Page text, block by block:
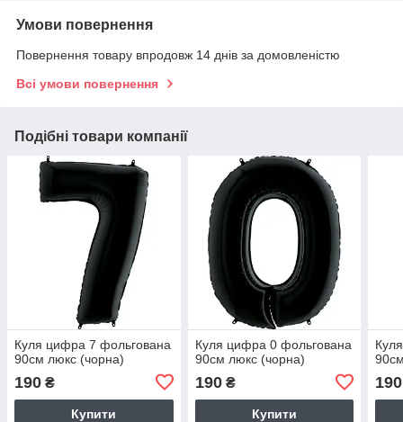
Умови повернення
Повернення товару впродовж 14 днів за домовленістю
Всі умови повернення
Подібні товари компанії
Куля цифра 7 фольгована
90см люкс (чорна)
190 ₴
Купити
Куля цифра 0 фольгована
90см люкс (чорна)
190₴
Купити
190